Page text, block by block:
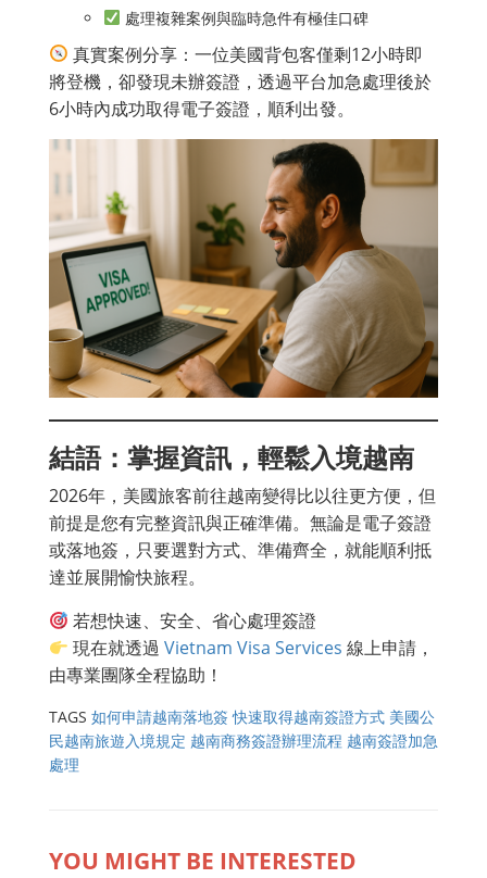
處理複雜案例與臨時急件有極佳口碑
真實案例分享：一位美國背包客僅剩12小時即
將登機，卻發現未辦簽證，透過平台加急處理後於
6小時內成功取得電子簽證，順利出發。
結語：掌握資訊，輕鬆入境越南
2026年，美國旅客前往越南變得比以往更方便，但
前提是您有完整資訊與正確準備。無論是電子簽證
或落地簽，只要選對方式、準備齊全，就能順利抵
達並展開愉快旅程。
若想快速、安全、省心處理簽證
現在就透過Vietnam Visa Services 線上申請，
由專業團隊全程協助！
TAGS 如何申請越南落地簽 快速取得越南簽證方式 美國公
民越南旅遊入境規定 越南商務簽證辦理流程 越南簽證加急
處理
YOU MIGHT BE INTERESTED